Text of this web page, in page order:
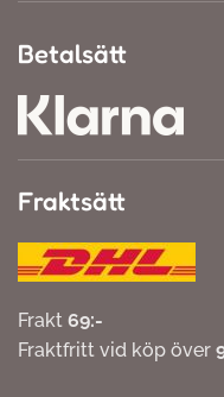
Betalsätt
Fraktsätt
Frakt 69:-
Fraktfritt vid köp över